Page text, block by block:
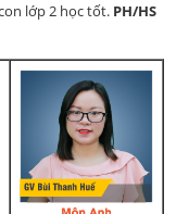
lớp 2 học tốt. PH/HS